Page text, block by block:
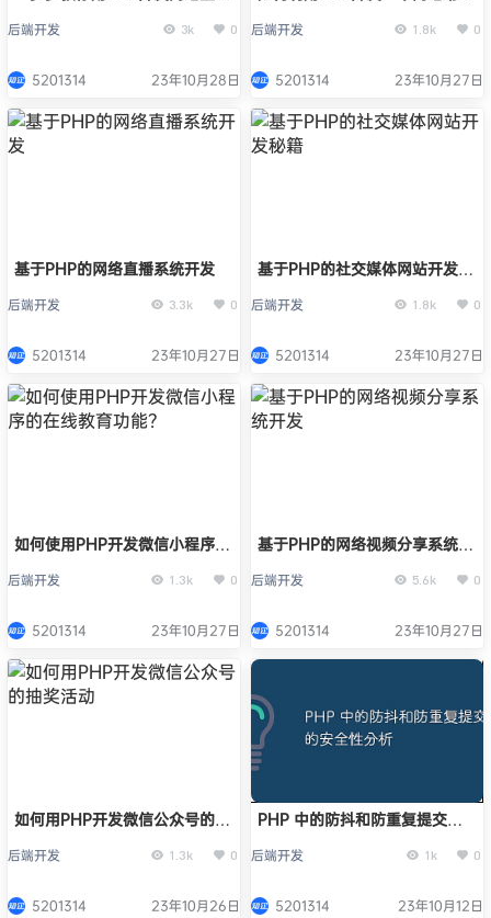
后端开发 3k 0
5201314 23年10月28日
后端开发 1.8k 0
5201314 23年10月27日
基于PHP的网络直播系统开发
后端开发 3.3k 0
5201314 23年10月27日
基于PHP的社交媒体网站开发秘
后端开发 1.8k 0
5201314 23年10月27日
如何使用PHP开发微信小程序的
后端开发 1.3k 0
5201314 23年10月27日
基于PHP的网络视频分享系统开
后端开发 5.6k 0
5201314 23年10月27日
如何用PHP开发微信公众号的抽
后端开发 1.3k 0
5201314 23年10月26日
PHP 中的防抖和防重复提交的
后端开发 1k 0
5201314 23年10月12日